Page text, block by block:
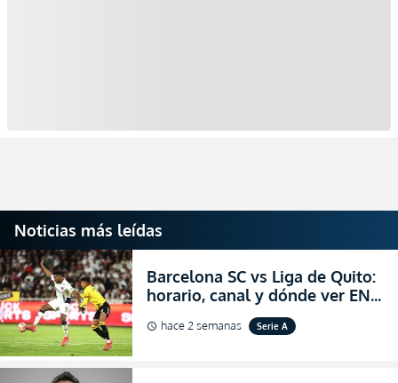
Noticias más leídas
Barcelona SC vs Liga de Quito:
horario, canal y dónde ver EN
VIVO la Fecha 22 de la LigaPro
2026
schedule hace 2 semanas Serie A